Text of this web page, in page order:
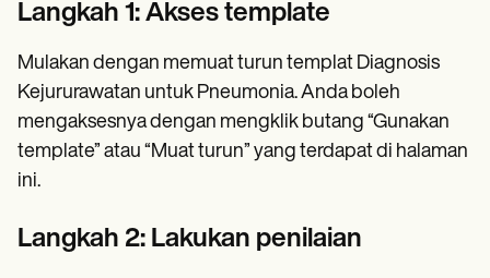
Langkah 1: Akses template
Mulakan dengan memuat turun templat Diagnosis
Kejururawatan untuk Pneumonia. Anda boleh
mengaksesnya dengan mengklik butang “Gunakan
template” atau “Muat turun” yang terdapat di halaman
ini.
Langkah 2: Lakukan penilaian